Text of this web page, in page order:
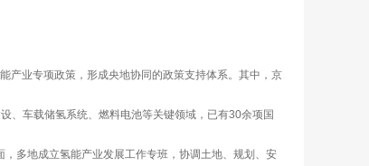
产业专项政策，形成央地协同的政策支持体系。其中，京
、车载储氢系统、燃料电池等关键领域，已有30余项国
多地成立氢能产业发展工作专班，协调土地、规划、安